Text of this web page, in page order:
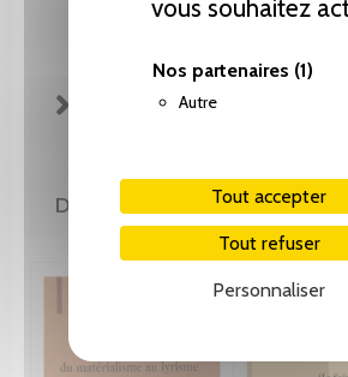
vous souhaitez
Nos partenaires (1)
Autre
Tout accepter
Tout refuser
Personnaliser
FICHE TECHNIQUE
DE LA MÊME COLLECTION